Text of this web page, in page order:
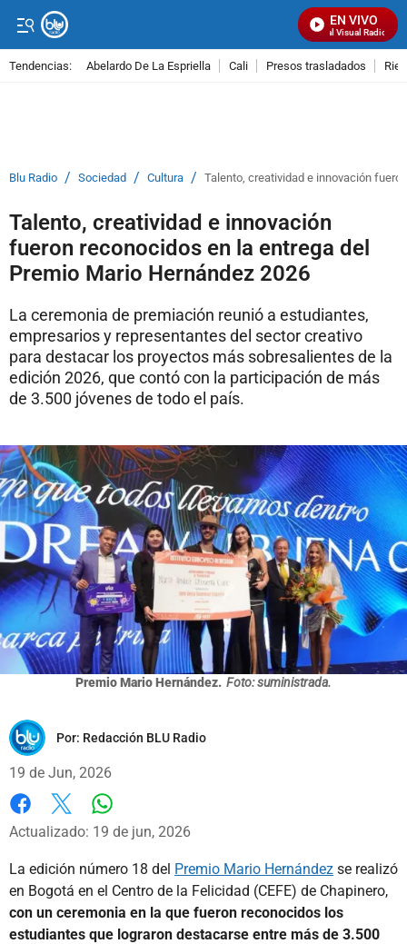
EN VIVO
Señal Visual Radio
Tendencias: Abelardo De La Espriella Cali Presos trasladados
Blu Radio / Sociedad / Cultura / Talento, creatividad e innovación
Talento, creatividad e innovación
fueron reconocidos en la entrega del
Premio Mario Hernández 2026
La ceremonia de premiación reunió a estudiantes,
empresarios y representantes del sector creativo
para destacar los proyectos más sobresalientes de la
edición 2026, que contó con la participación de más
de 3.500 jóvenes de todo el país.
Premio Mario Hernández. Foto: suministrada.
Por: Redacción BLU Radio
19 de Jun, 2026
Facebook
X
Actualizado: 19 de jun, 2026
La edición número 18 del Premio Mario Hernández se realizó
en Bogotá en el Centro de la Felicidad (CEFE) de Chapinero,
con un ceremonia en la que fueron reconocidos los
estudiantes que lograron destacarse entre más de 3.500